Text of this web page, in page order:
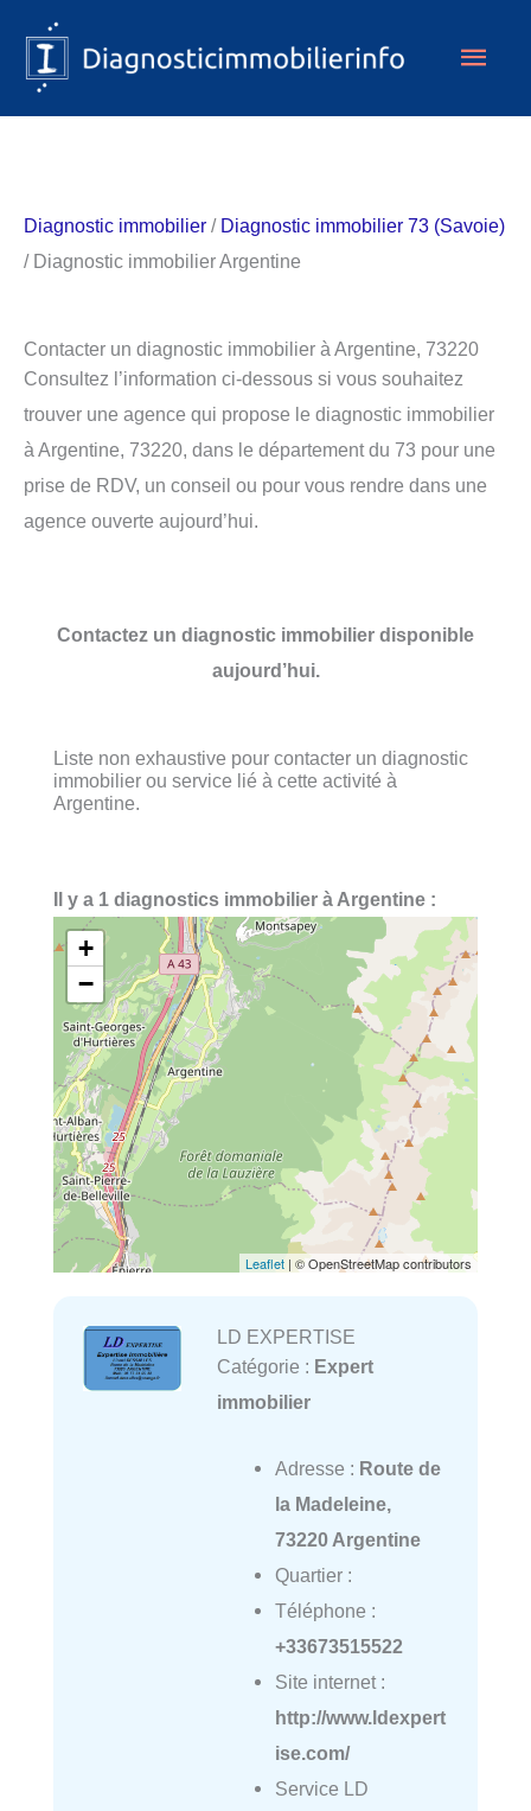
contenu
Diagnostic immobilier / Diagnostic immobilier 73 (Savoie)
/ Diagnostic immobilier Argentine
Contacter un diagnostic immobilier à Argentine, 73220
Consultez l’information ci-dessous si vous souhaitez
trouver une agence qui propose le diagnostic immobilier
à Argentine, 73220, dans le département du 73 pour une
prise de RDV, un conseil ou pour vous rendre dans une
agence ouverte aujourd’hui.
Contactez un diagnostic immobilier disponible
aujourd’hui.
Liste non exhaustive pour contacter un diagnostic
immobilier ou service lié à cette activité à
Argentine.
Il y a 1 diagnostics immobilier à Argentine :
+
−
Leaflet | © OpenStreetMap contributors
LD EXPERTISE
Catégorie : Expert
immobilier
Adresse : Route de
la Madeleine,
73220 Argentine
Quartier :
Téléphone :
+33673515522
Site internet :
http://www.ldexpert
ise.com/
Service LD